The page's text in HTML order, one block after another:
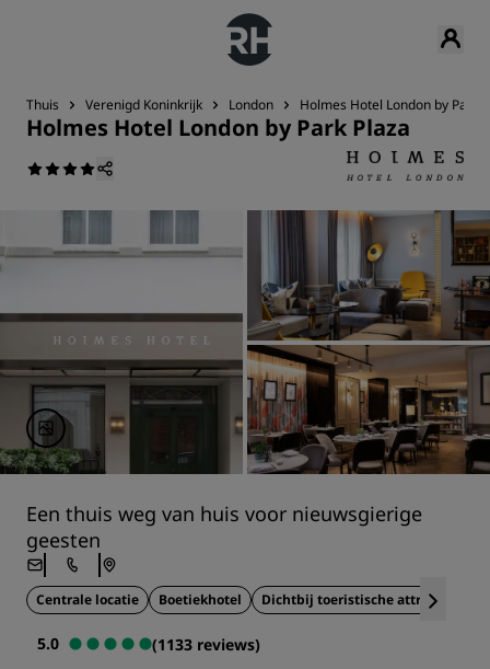
Thuis Verenigd Koninkrijk London Holmes Hotel London by Park
Holmes Hotel London by Park Plaza
Een thuis weg van huis voor nieuwsgierige
geesten
Centrale locatie Boetiekhotel Dichtbij toeristische attracties
5.0
(1133 reviews)